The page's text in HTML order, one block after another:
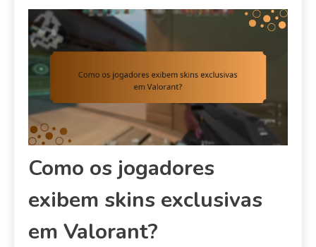
Como os jogadores
exibem skins exclusivas
em Valorant?